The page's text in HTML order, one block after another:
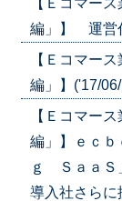
編」】 運営
【Ｅコマー
編」】('17/
【Ｅコマー
編」】ｅｃｂ
ｇ ＳａａＳ
導入社さらに